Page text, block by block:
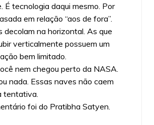
É tecnologia daqui mesmo. Por
em relação “aos de fora”.
decolam na horizontal. As que
verticalmente possuem um
bem limitado.
nem chegou perto da NASA.
nada. Essas naves não caem
tentativa.
foi do Pratibha Satyen.